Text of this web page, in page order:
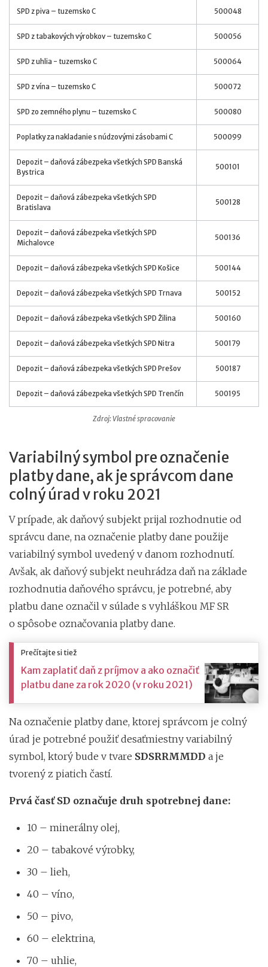
Zdroj: Vlastné spracovanie
SPD z piva – tuzemsko C 500048
SPD z tabakových výrobkov – tuzemsko C 500056
SPD z uhlia - tuzemsko C 500064
SPD z vína – tuzemsko C 500072
SPD zo zemného plynu – tuzemsko C 500080
Poplatky za nakladanie s núdzovými zásobami C 500099
Depozit – daňová zábezpeka všetkých SPD Banská
Bystrica
500101
Depozit – daňová zábezpeka všetkých SPD
Bratislava
500128
Depozit – daňová zábezpeka všetkých SPD
Michalovce
500136
Depozit – daňová zábezpeka všetkých SPD Košice 500144
Depozit – daňová zábezpeka všetkých SPD Trnava 500152
Depozit – daňová zábezpeka všetkých SPD Žilina 500160
Depozit – daňová zábezpeka všetkých SPD Nitra 500179
Depozit – daňová zábezpeka všetkých SPD Prešov 500187
Depozit – daňová zábezpeka všetkých SPD Trenčín 500195
Variabilný symbol pre označenie
platby dane, ak je správcom dane
colný úrad v roku 2021
V prípade, ak daňový subjekt prijal rozhodnutie od
správcu dane, na označenie platby dane použije
variabilný symbol uvedený v danom rozhodnutí.
Avšak, ak daňový subjekt neuhrádza daň na základe
rozhodnutia daňového správcu, je potrebné, aby
platbu dane označil v súlade s vyhláškou MF SR
o spôsobe označovania platby dane.
Prečítajte si tiež
Kam zaplatiť daň z príjmov a ako označiť
platbu dane za rok 2020 (v roku 2021)
Na označenie platby dane, ktorej správcom je colný
úrad je potrebné použiť desaťmiestny variabilný
symbol, ktorý bude v tvare SDSRRMMDD a je
tvorený z piatich častí.
Prvá časť SD označuje druh spotrebnej dane:
10 – minerálny olej,
20 – tabakové výrobky,
30 – lieh,
40 – víno,
50 – pivo,
60 – elektrina,
70 – uhlie,